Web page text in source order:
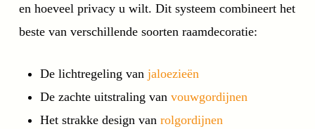
en hoeveel privacy u wilt. Dit systeem combineert het
beste van verschillende soorten raamdecoratie:
De lichtregeling van jaloezieën
De zachte uitstraling van vouwgordijnen
Het strakke design van rolgordijnen